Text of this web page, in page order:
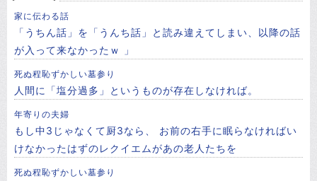
家に伝わる話
「うちん話」を「うんち話」と読み違えてしまい、以降の話
が入って来なかったｗ 」
死ぬ程恥ずかしい墓参り
人間に「塩分過多」というものが存在しなければ。
年寄りの夫婦
もし中3じゃなくて厨3なら、 お前の右手に眠らなければい
けなかったはずのレクイエムがあの老人たちを
死ぬ程恥ずかしい墓参り